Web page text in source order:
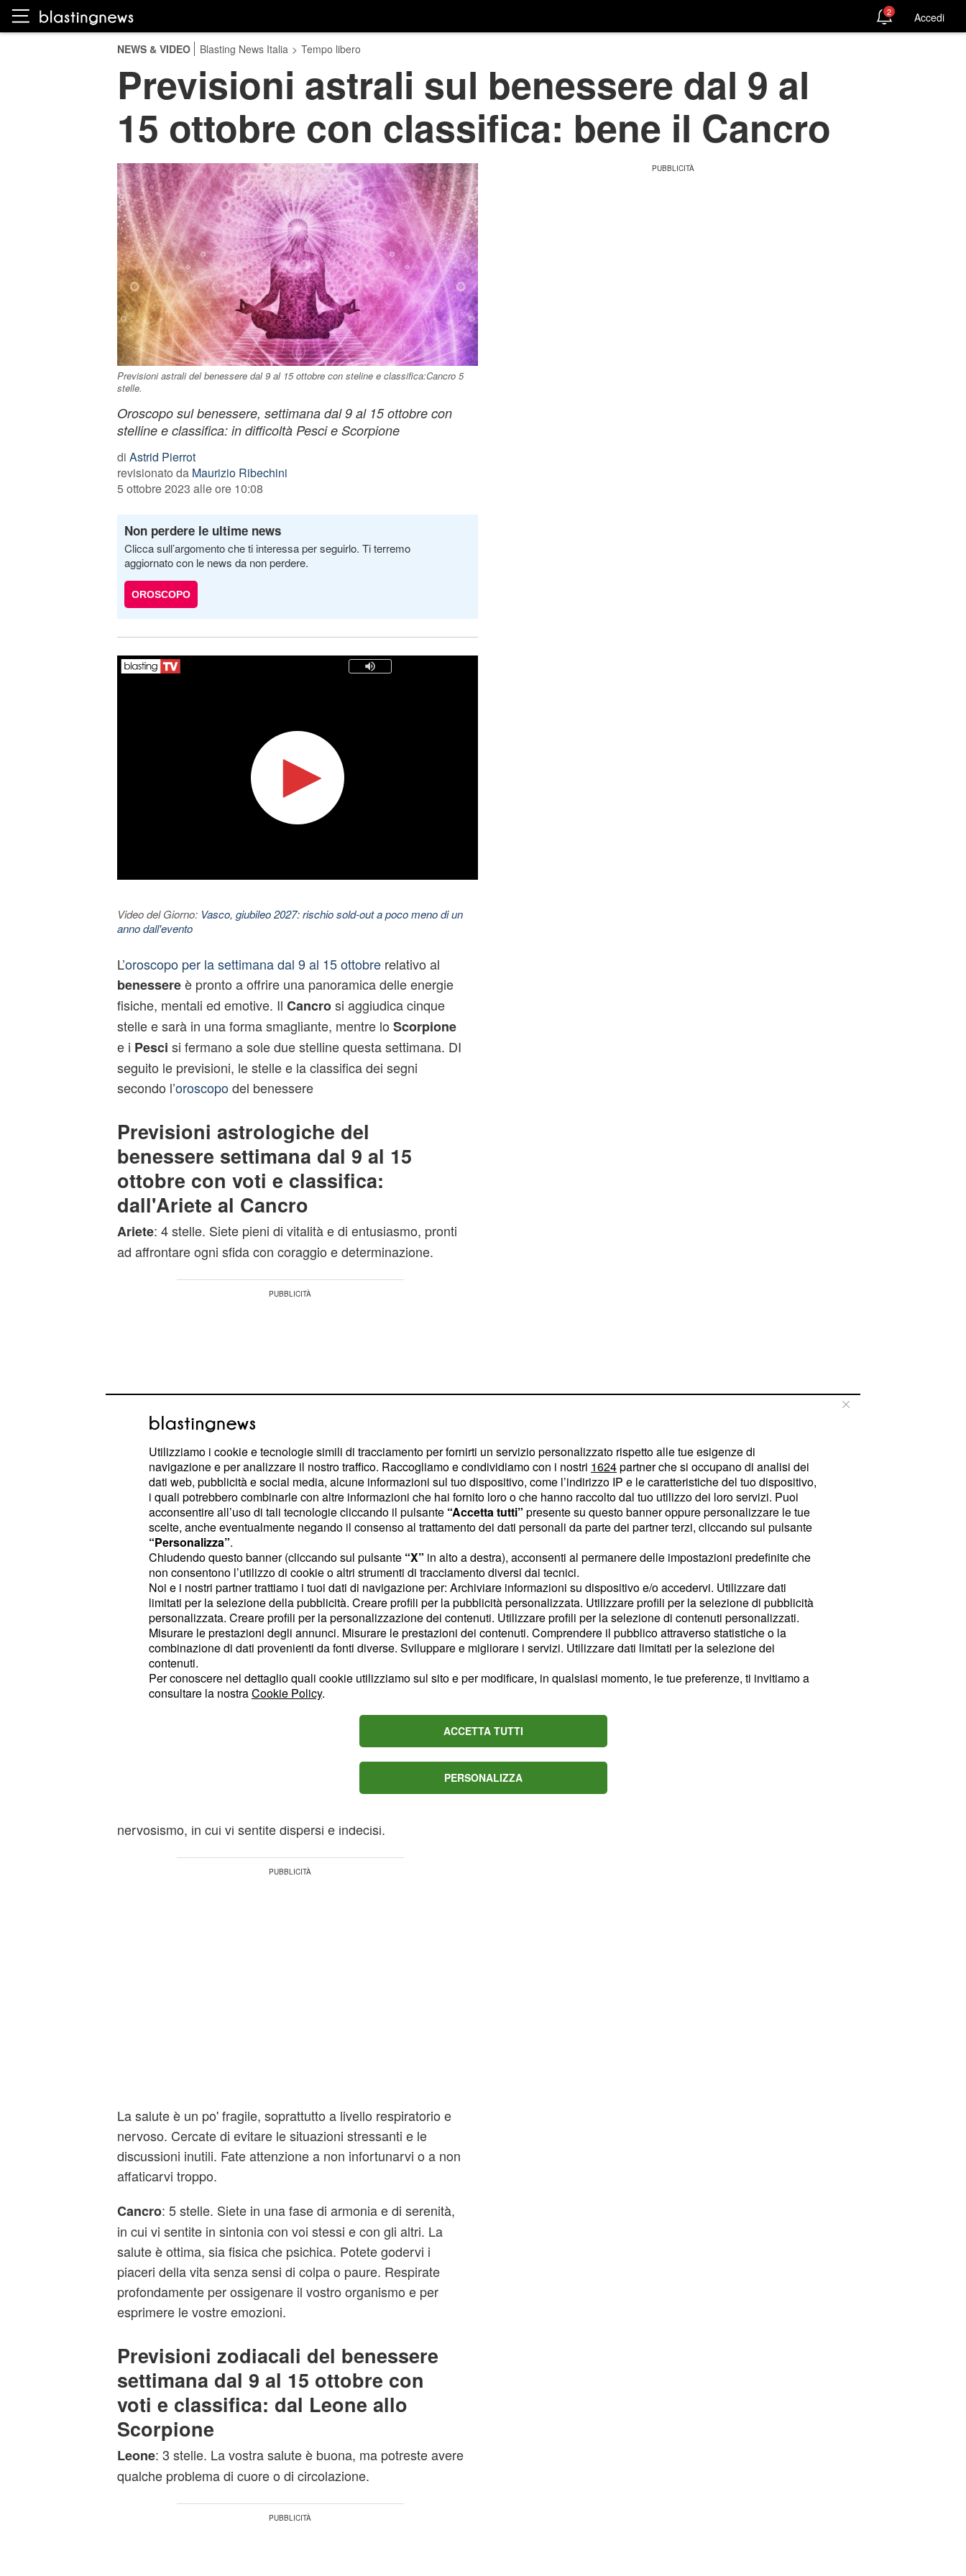
2 Accedi
NEWS & VIDEO Blasting News Italia > Tempo libero
Previsioni astrali sul benessere dal 9 al
15 ottobre con classifica: bene il Cancro
Previsioni astrali del benessere dal 9 al 15 ottobre con steline e classifica:Cancro 5
stelle.
Oroscopo sul benessere, settimana dal 9 al 15 ottobre con
stelline e classifica: in difficoltà Pesci e Scorpione
di Astrid Pierrot
revisionato da Maurizio Ribechini
5 ottobre 2023 alle ore 10:08
Non perdere le ultime news
Clicca sull’argomento che ti interessa per seguirlo. Ti terremo
aggiornato con le news da non perdere.
OROSCOPO
Video del Giorno: Vasco, giubileo 2027: rischio sold-out a poco meno di un
anno dall'evento
L’oroscopo per la settimana dal 9 al 15 ottobrerelativo al
benessereè pronto a offrire una panoramica delle energie
fisiche, mentali ed emotive. Il Cancrosi aggiudica cinque
stelle e sarà in una forma smagliante, mentre lo Scorpione
e i Pesci si fermano a sole due stelline questa settimana. DI
seguito le previsioni, le stelle e la classifica dei segni
secondo l’oroscopodel benessere
Previsioni astrologiche del
benessere settimana dal 9 al 15
ottobre con voti e classifica:
dall'Ariete al Cancro
Ariete: 4 stelle. Siete pieni di vitalità e di entusiasmo, pronti
ad affrontare ogni sfida con coraggio e determinazione.
La vostra forza vi permette di superare gli ostacoli e di
raggiungere i vostri obiettivi. Fate però attenzione a non
esagerare con lo stress e a non trascurare il riposo. Evitate i
mal di testa con una buona idratazione e una dieta
equilibrata.
: 3 stelle. Siete in una fase di stabilità e di tranquillità, in
cui vi dedicate al vostro benessere e a quello delle persone
che amate. La vostra salute è buona, ma potreste avere
qualche problema di digestione o di gola. Cercate di evitare
massaggiatevi con oli essenziali per rilassarvi e per
nervosismo, in cui vi sentite dispersi e indecisi.
La salute è un po' fragile, soprattutto a livello respiratorio e
nervoso. Cercate di evitare le situazioni stressanti e le
discussioni inutili. Fate attenzione a non infortunarvi o a non
affaticarvi troppo.
Cancro: 5 stelle. Siete in una fase di armonia e di serenità,
in cui vi sentite in sintonia con voi stessi e con gli altri. La
salute è ottima, sia fisica che psichica. Potete godervi i
piaceri della vita senza sensi di colpa o paure. Respirate
profondamente per ossigenare il vostro organismo e per
esprimere le vostre emozioni.
Previsioni zodiacali del benessere
settimana dal 9 al 15 ottobre con
voti e classifica: dal Leone allo
Scorpione
Leone: 3 stelle. La vostra salute è buona, ma potreste avere
qualche problema di cuore o di circolazione.
Utilizziamo i cookie e tecnologie simili di tracciamento per fornirti un servizio personalizzato rispetto alle tue esigenze di
navigazione e per analizzare il nostro traffico. Raccogliamo e condividiamo con i nostri 1624partner che si occupano di analisi dei
dati web, pubblicità e social media, alcune informazioni sul tuo dispositivo, come l’indirizzo IP e le caratteristiche del tuo dispositivo,
i quali potrebbero combinarle con altre informazioni che hai fornito loro o che hanno raccolto dal tuo utilizzo dei loro servizi. Puoi
acconsentire all’uso di tali tecnologie cliccando il pulsante “Accetta tutti” presente su questo banner oppure personalizzare le tue
scelte, anche eventualmente negando il consenso al trattamento dei dati personali da parte dei partner terzi, cliccando sul pulsante
“Personalizza”.
Chiudendo questo banner (cliccando sul pulsante “X” in alto a destra), acconsenti al permanere delle impostazioni predefinite che
non consentono l’utilizzo di cookie o altri strumenti di tracciamento diversi dai tecnici.
Noi e i nostri partner trattiamo i tuoi dati di navigazione per: Archiviare informazioni su dispositivo e/o accedervi. Utilizzare dati
limitati per la selezione della pubblicità. Creare profili per la pubblicità personalizzata. Utilizzare profili per la selezione di pubblicità
personalizzata. Creare profili per la personalizzazione dei contenuti. Utilizzare profili per la selezione di contenuti personalizzati.
Misurare le prestazioni degli annunci. Misurare le prestazioni dei contenuti. Comprendere il pubblico attraverso statistiche o la
combinazione di dati provenienti da fonti diverse. Sviluppare e migliorare i servizi. Utilizzare dati limitati per la selezione dei
contenuti.
Per conoscere nel dettaglio quali cookie utilizziamo sul sito e per modificare, in qualsiasi momento, le tue preferenze, ti invitiamo a
consultare la nostraCookie Policy.
ACCETTA TUTTI
PERSONALIZZA